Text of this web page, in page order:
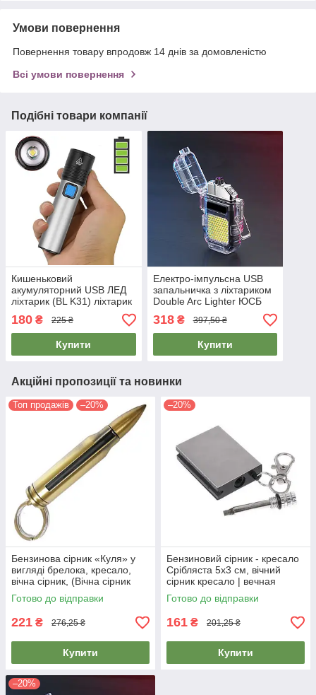
Умови повернення
Повернення товару впродовж 14 днів за домовленістю
Всі умови повернення
Подібні товари компанії
Кишеньковий
акумуляторний USB ЛЕД
ліхтарик (BL K31) ліхтарик
ручний світлодіодний на
акумуляторі з ЮСБ
180 ₴ 225 ₴
Купити
Електро-імпульсна USB
запальничка з ліхтариком
Double Arc Lighter ЮСБ
запальничка з двома
блискавками
318₴ 397,50 ₴
Купити
Акційні пропозиції та новинки
Топ продажів –20%
Бензинова сірник «Куля» у
вигляді брелока, кресало,
вічна сірник, (Вічна сірник
Куля АК-47)
Готово до відправки
221 ₴ 276,25 ₴
Купити
–20%
Бензиновий сірник - кресало
Срібляста 5х3 см, вічний
сірник кресало | вечная
спичка
Готово до відправки
161 ₴ 201,25 ₴
Купити
–20%